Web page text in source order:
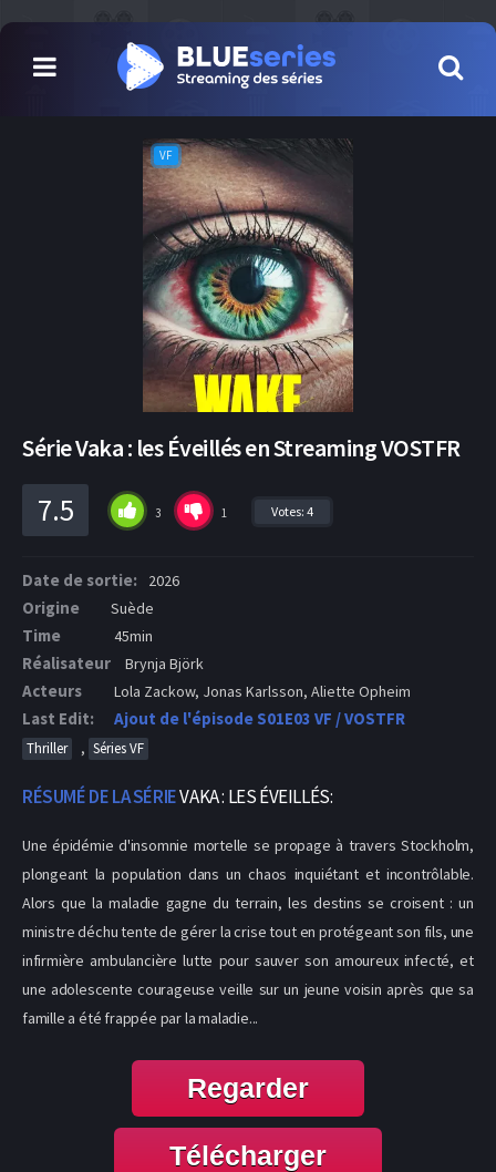
VF
Série Vaka : les Éveillés en Streaming VOSTFR
7.5 3 1 Votes: 4
Date de sortie: 2026
Origine Suède
Time 45min
Réalisateur Brynja Björk
Acteurs Lola Zackow, Jonas Karlsson, Aliette Opheim
Last Edit: Ajout de l'épisode S01E03 VF / VOSTFR
Thriller , Séries VF
RÉSUMÉ DE LA SÉRIEVAKA : LES ÉVEILLÉS:
Une épidémie d'insomnie mortelle se propage à travers Stockholm,
plongeant la population dans un chaos inquiétant et incontrôlable.
Alors que la maladie gagne du terrain, les destins se croisent : un
ministre déchu tente de gérer la crise tout en protégeant son fils, une
infirmière ambulancière lutte pour sauver son amoureux infecté, et
une adolescente courageuse veille sur un jeune voisin après que sa
famille a été frappée par la maladie...
Regarder
Télécharger